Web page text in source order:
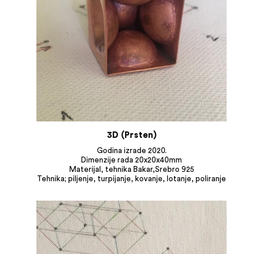
3D (Prsten)
Godina izrade 2020.
Dimenzije rada 20x20x40mm
Materijal, tehnika Bakar,Srebro 925
Tehnika; piljenje, turpijanje, kovanje, lotanje, poliranje